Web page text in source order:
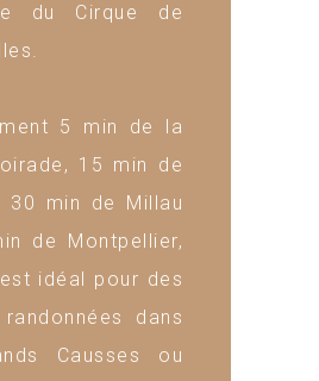
du Cirque de
5 min de la
, 15 min de
30 min de Millau
de Montpellier,
idéal pour des
dans
Causses ou